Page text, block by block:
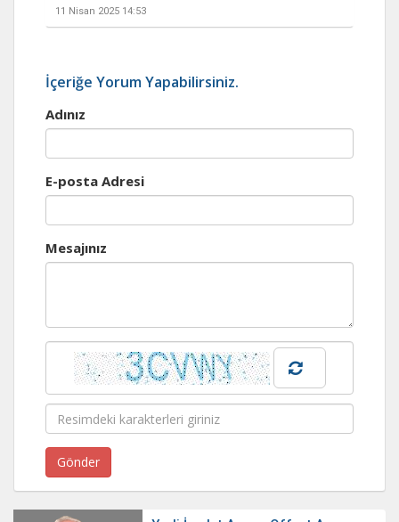
11 Nisan 2025 14:53
İçeriğe Yorum Yapabilirsiniz.
Adınız
E-posta Adresi
Mesajınız